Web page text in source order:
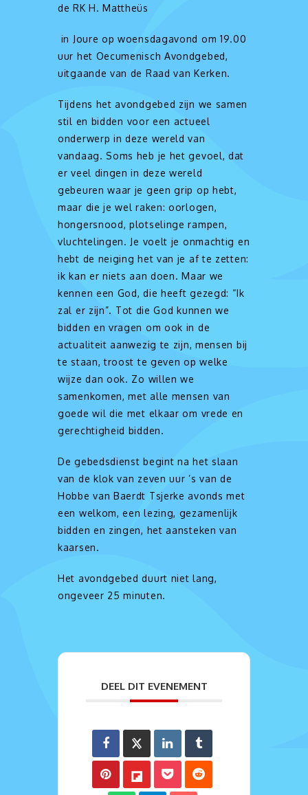
de RK H. Mattheüs
in Joure op woensdagavond om 19.00
uur het Oecumenisch Avondgebed,
uitgaande van de Raad van Kerken.
Tijdens het avondgebed zijn we samen
stil en bidden voor een actueel
onderwerp in deze wereld van
vandaag. Soms heb je het gevoel, dat
er veel dingen in deze wereld
gebeuren waar je geen grip op hebt,
maar die je wel raken: oorlogen,
hongersnood, plotselinge rampen,
vluchtelingen. Je voelt je onmachtig en
hebt de neiging het van je af te zetten:
ik kan er niets aan doen. Maar we
kennen een God, die heeft gezegd: “Ik
zal er zijn”. Tot die God kunnen we
bidden en vragen om ook in de
actualiteit aanwezig te zijn, mensen bij
te staan, troost te geven op welke
wijze dan ook. Zo willen we
samenkomen, met alle mensen van
goede wil die met elkaar om vrede en
gerechtigheid bidden.
De gebedsdienst begint na het slaan
van de klok van zeven uur ’s van de
Hobbe van Baerdt Tsjerke avonds met
een welkom, een lezing, gezamenlijk
bidden en zingen, het aansteken van
kaarsen.
Het avondgebed duurt niet lang,
ongeveer 25 minuten.
DEEL DIT EVENEMENT